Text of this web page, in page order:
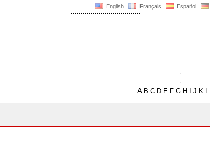
English Français Español
AB C D E F G H J K L